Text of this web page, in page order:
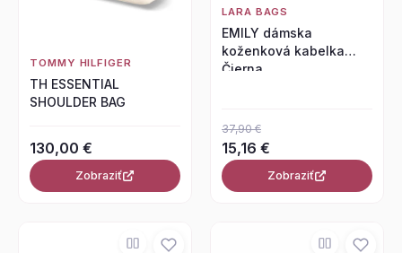
TOMMY HILFIGER
TH ESSENTIAL
SHOULDER BAG
130,00 €
Zobraziť
LARA BAGS
EMILY dámska
koženková kabelka
Čierna
37,90 €
15,16 €
Zobraziť